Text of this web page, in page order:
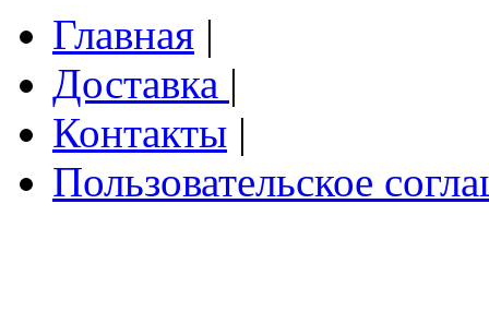
Главная |
Доставка |
Контакты |
Пользовательское